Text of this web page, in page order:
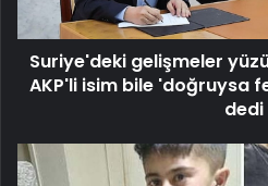
'doğruysa
fesih
değil
dedi
Suriye'deki gelişmeler
AKP'li isim bile 'doğruysa
dedi
Köpeklerin
saldırısına